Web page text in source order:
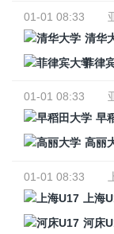
01-01 08:33
清华
菲律
01-01 08:33
早稻田
高丽
01-01 08:33
上海
河床